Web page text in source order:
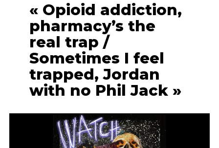
« Opioid addiction,
pharmacy’s the
real trap /
Sometimes I feel
trapped, Jordan
with no Phil Jack »